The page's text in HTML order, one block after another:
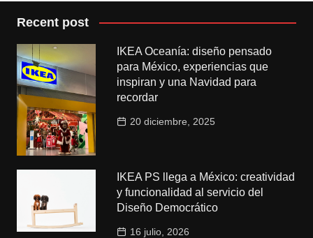
Recent post
IKEA Oceanía: diseño pensado
para México, experiencias que
inspiran y una Navidad para
recordar
20 diciembre, 2025
IKEA PS llega a México: creatividad
y funcionalidad al servicio del
Diseño Democrático
16 julio, 2026